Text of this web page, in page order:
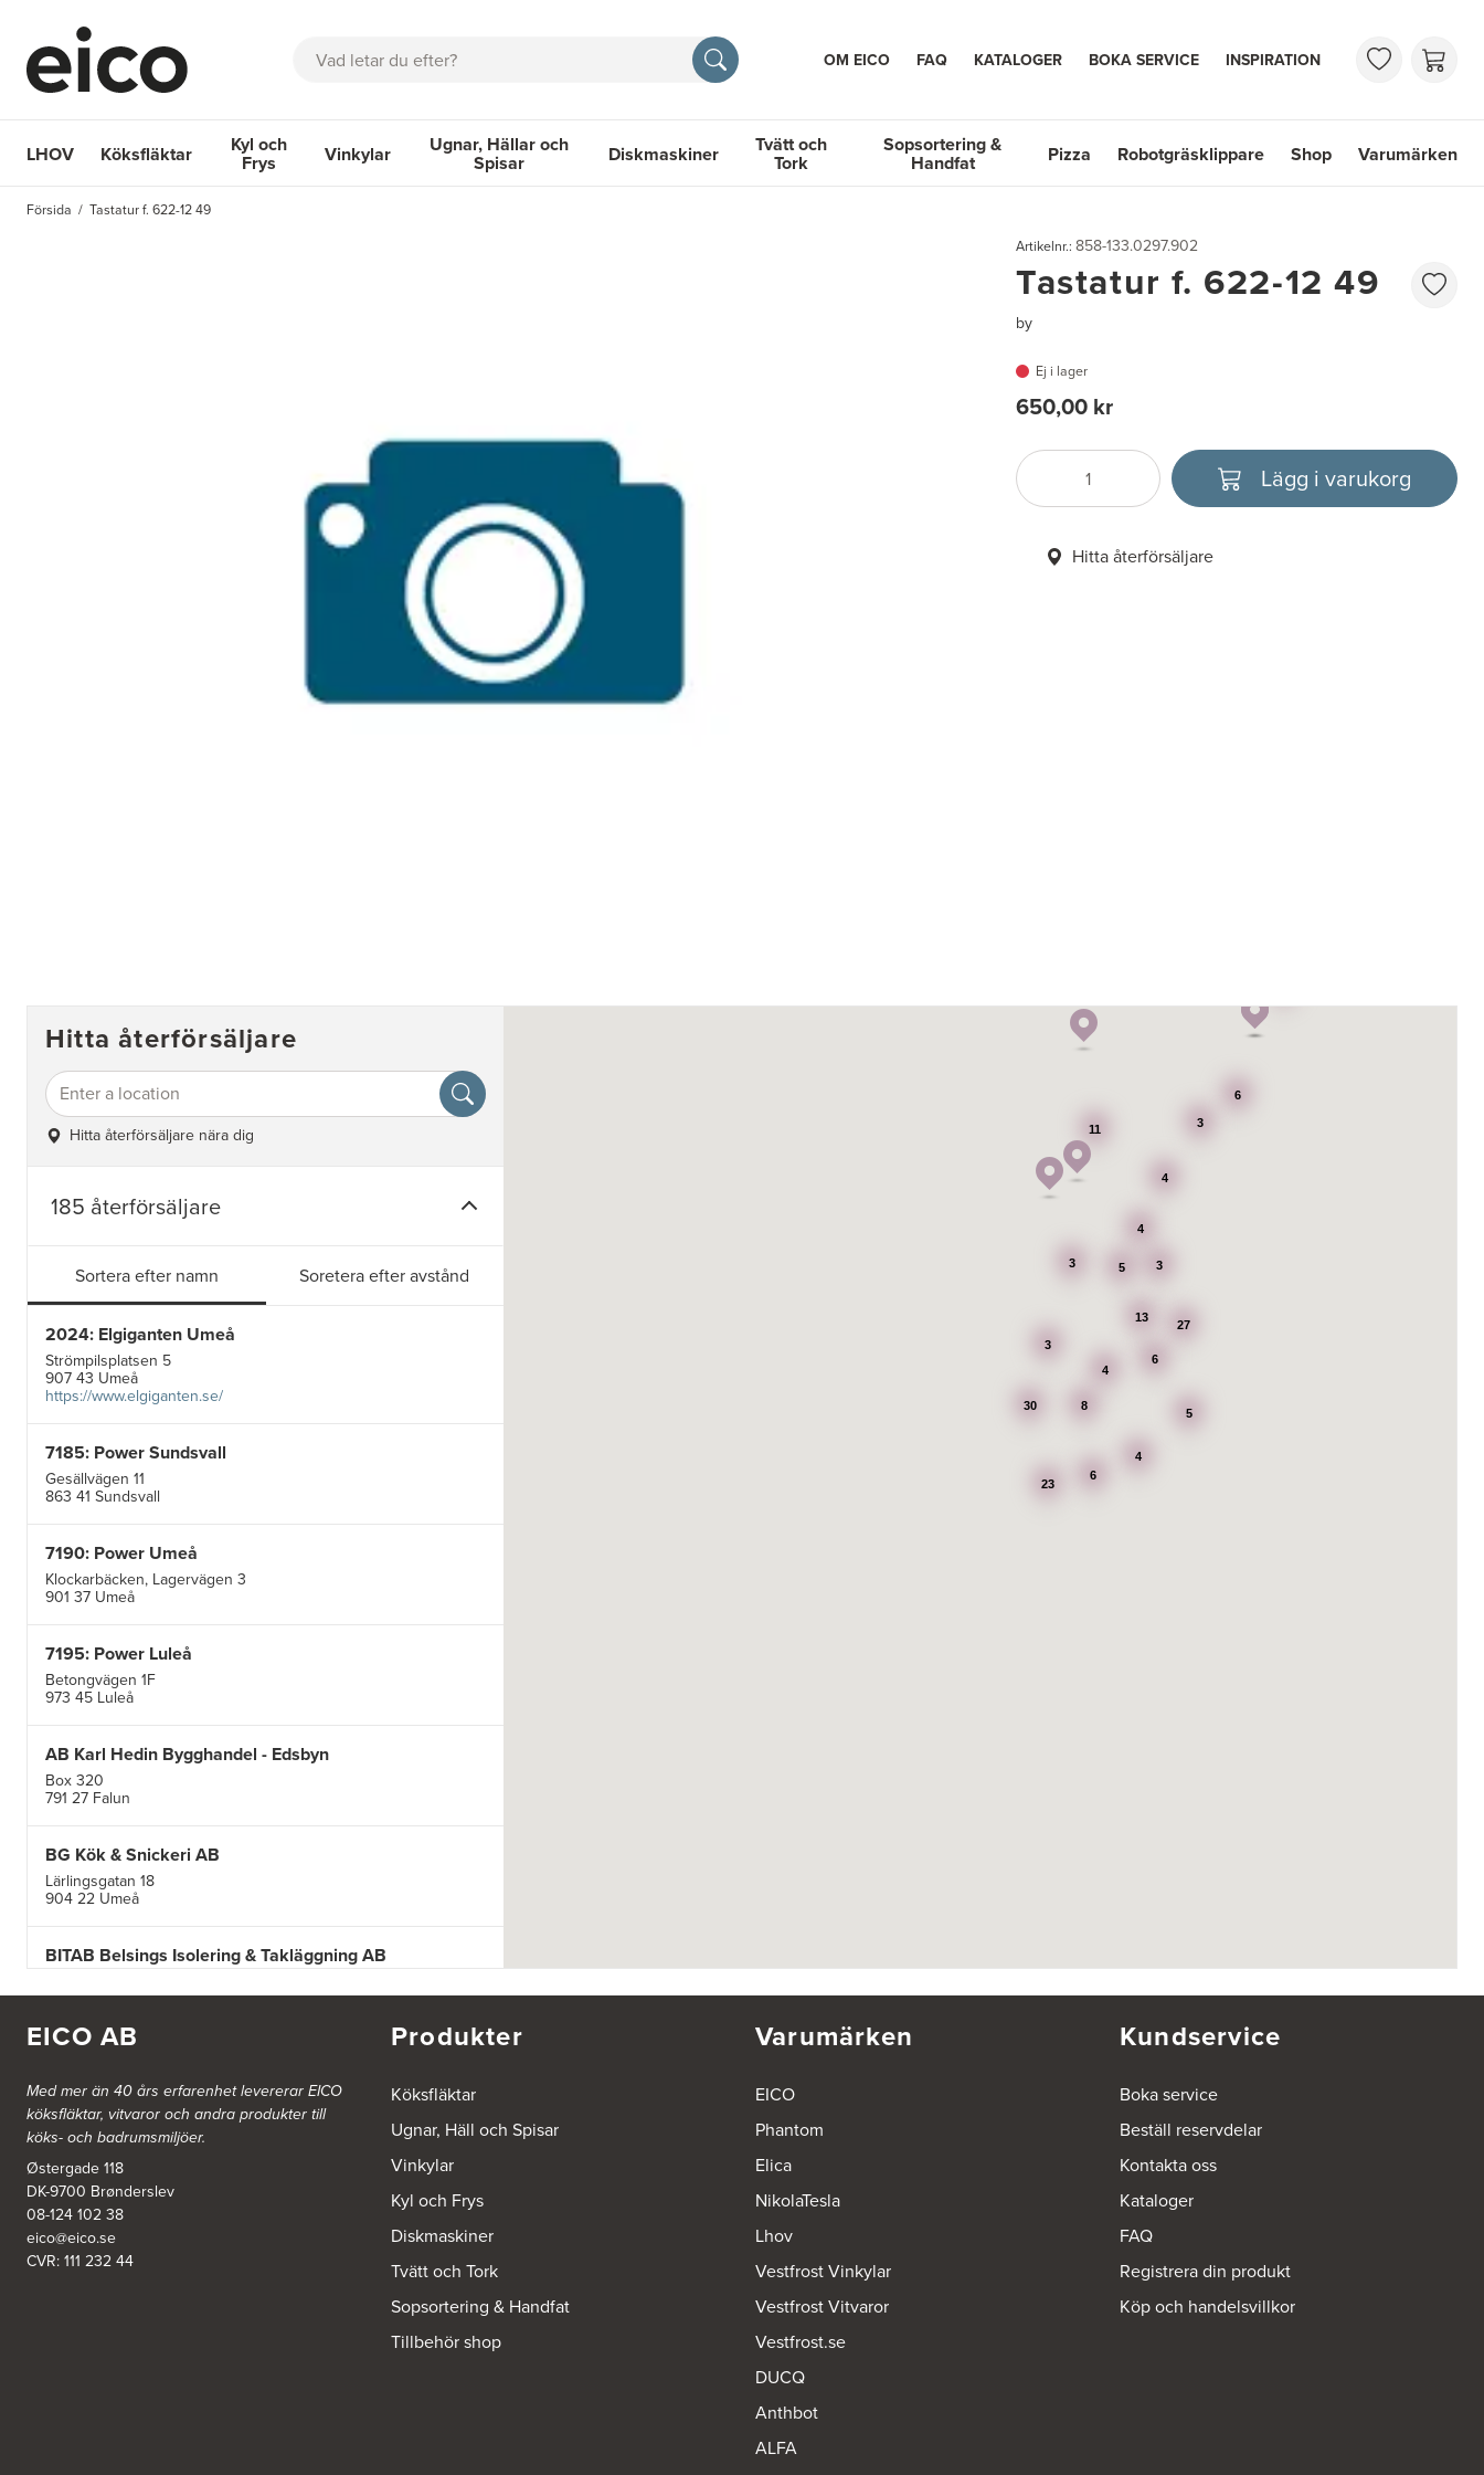
Sök OM EICO FAQ KATALOGER BOKA SERVICE INSPIRATION
LHOV Köksfläktar
Köksfläktar
Kyl och
Frys Vinkylar Ugnar, Hällar och
Spisar Diskmaskiner Tvätt och
Tork
Sopsortering &
Handfat Pizza Robotgräsklippare Shop Varumärken
Försida
Tastatur f. 622-12 49
Artikelnr.: 858-133.0297.902
Tastatur f. 622-12 49
by
Ej i lager
650,00 kr
Antal
Välj enhet Lägg i varukorg
Hitta återförsäljare
Hitta återförsäljare
Hitta återförsäljare nära dig
185 återförsäljare
Sortera efter namn Soretera efter avstånd
2024: Elgiganten Umeå
Strömpilsplatsen 5
907 43 Umeå
https://www.elgiganten.se/
7185: Power Sundsvall
Gesällvägen 11
863 41 Sundsvall
7190: Power Umeå
Klockarbäcken, Lagervägen 3
901 37 Umeå
7195: Power Luleå
Betongvägen 1F
973 45 Luleå
AB Karl Hedin Bygghandel - Edsbyn
Box 320
791 27 Falun
BG Kök & Snickeri AB
Lärlingsgatan 18
904 22 Umeå
BITAB Belsings Isolering & Takläggning AB
Dalsäng 2, 64592 Strängnäs
Tel.:0152-30277
BSA Kök & Bad AB
Johannefredsgatan 7
431 53 Mölndal
Ballingslöv Arninge
Hantverkarvägen 14
187 66 Täby
Tel.:0046-86300150
23
30
27
8
4
11
6
6
13
3
4
4
3
5
3
5
6
3
4
EICO AB
Med mer än 40 års erfarenhet levererar EICO
köksfläktar, vitvaror och andra produkter till
köks- och badrumsmiljöer.
Østergade 118
DK-9700 Brønderslev
08-124 102 38
eico@eico.se
CVR: 111 232 44
Produkter
Köksfläktar
Ugnar, Häll och Spisar
Vinkylar
Kyl och Frys
Diskmaskiner
Tvätt och Tork
Sopsortering & Handfat
Tillbehör shop
Varumärken
EICO
Phantom
Elica
NikolaTesla
Lhov
Vestfrost Vinkylar
Vestfrost Vitvaror
Vestfrost.se
DUCQ
Anthbot
ALFA
Kundservice
Boka service
Beställ reservdelar
Kontakta oss
Kataloger
FAQ
Registrera din produkt
Köp och handelsvillkor